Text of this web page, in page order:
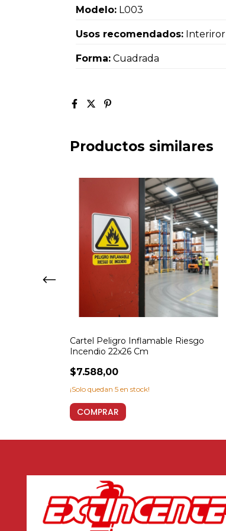
Modelo: L003
Usos recomendados: Interiror
Forma: Cuadrada
Productos similares
Cartel Peligro Inflamable Riesgo
Incendio 22x26 Cm
$7.588,00
¡Solo quedan 5 en stock!
COMPRAR